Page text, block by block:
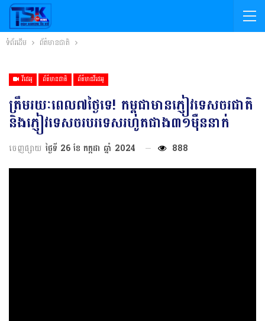
ទំព័រដើម ព័ត៌មានជាតិ
វីដេអូ ព័ត៌មានជាតិ ព័ត៌មានវីដេអូ
ត្រឹមរយៈពេល៧ថ្ងៃទេ! កម្ពុជាមានភ្ញៀវទេសចរជាតិ
និងភ្ញៀវទេសចរបរទេសរហូតជាង៣១មុឺននាក់
ចេញផ្សាយ ថ្ងៃទី 26 ខែ កក្កដា ឆ្នាំ 2024 888